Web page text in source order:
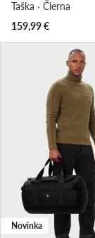
Taška · Čierna
159,99€
Novinka